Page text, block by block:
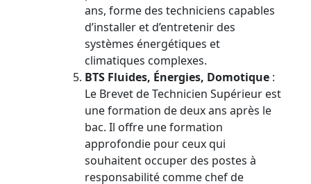
ans, forme des techniciens capables
d’installer et d’entretenir des
systèmes énergétiques et
climatiques complexes.
BTS Fluides, Énergies, Domotique :
Le Brevet de Technicien Supérieur est
une formation de deux ans après le
bac. Il offre une formation
approfondie pour ceux qui
souhaitent occuper des postes à
responsabilité comme chef de